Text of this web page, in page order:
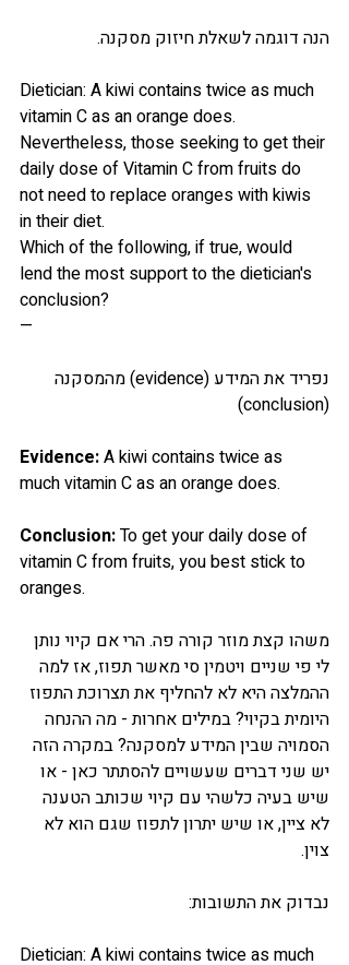
הנה דוגמה לשאלת חיזוק מסקנה.
Dietician: A kiwi contains twice as much
vitamin C as an orange does.
Nevertheless, those seeking to get their
daily dose of Vitamin C from fruits do
not need to replace oranges with kiwis
in their diet.
Which of the following, if true, would
lend the most support to the dietician's
conclusion?
—
נפריד את המידע (evidence) מהמסקנה
(conclusion)
Evidence: A kiwi contains twice as
much vitamin C as an orange does.
Conclusion: To get your daily dose of
vitamin C from fruits, you best stick to
oranges.
משהו קצת מוזר קורה פה. הרי אם קיוי נותן
לי פי שניים ויטמין סי מאשר תפוז, אז למה
ההמלצה היא לא להחליף את תצרוכת התפוז
היומית בקיוי? במילים אחרות - מה ההנחה
הסמויה שבין המידע למסקנה? במקרה הזה
יש שני דברים שעשויים להסתתר כאן - או
שיש בעיה כלשהי עם קיוי שכותב הטענה
לא ציין, או שיש יתרון לתפוז שגם הוא לא
צוין.
נבדוק את התשובות:
Dietician: A kiwi contains twice as much